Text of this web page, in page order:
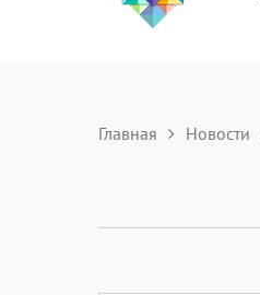
Главная Новости